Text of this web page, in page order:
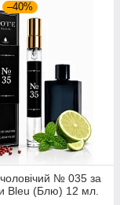
–40%
№ 035 за
Bleu (Блю) 12 мл.